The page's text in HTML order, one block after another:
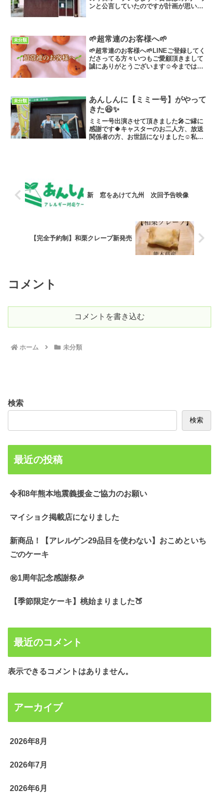
ンと公言していたのですが計画が思いの
す🤗本当にありがと...
未分類 🌱超常連のお客様へ🌱
🌱超常連のお客様へ🌱LINEご登録してく
ださってる方々いつもご愛顧頂きまして
誠にありがとうございます☺️今までは小
ラウドファンディ...
未分類
あんしんに【ミミー号】がやって
きた😆✨
ミミー号出演させて頂きました🎤ご縁に
感謝です🍀キャスターのお二人方、放送
関係者の方、お世話になりました☺️私自
新 窓をあけて九州 次回予告映像
【完全予約制】和栗クレープ新発売
コメント
コメントを書き込む
ホーム 未分類
検索
検索
最近の投稿
令和8年熊本地震義援金ご協力のお願い
マイショク掲載店になりました
新商品！【アレルゲン29品目を使わない】おこめといち
ごのケーキ
㊗️1周年記念感謝祭🎉
【季節限定ケーキ】桃始まりました🍑
最近のコメント
表示できるコメントはありません。
アーカイブ
2026年8月
2026年7月
2026年6月